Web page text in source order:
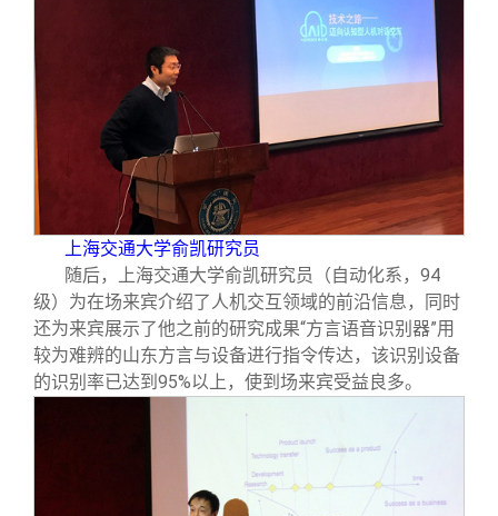
上海交通大学俞凯研究员
随后，上海交通大学俞凯研究员（自动化系，94
级）为在场来宾介绍了人机交互领域的前沿信息，同时
还为来宾展示了他之前的研究成果“方言语音识别器”用
较为难辨的山东方言与设备进行指令传达，该识别设备
的识别率已达到95%以上，使到场来宾受益良多。